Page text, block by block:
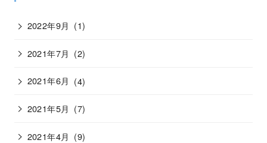
2022年9月 (1)
2021年7月 (2)
2021年6月 (4)
2021年5月 (7)
2021年4月 (9)